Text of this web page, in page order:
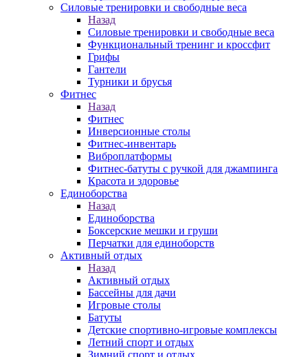
Силовые тренировки и свободные веса
Назад
Силовые тренировки и свободные веса
Функциональный тренинг и кроссфит
Грифы
Гантели
Турники и брусья
Фитнес
Назад
Фитнес
Инверсионные столы
Фитнес-инвентарь
Виброплатформы
Фитнес-батуты с ручкой для джампинга
Красота и здоровье
Единоборства
Назад
Единоборства
Боксерские мешки и груши
Перчатки для единоборств
Активный отдых
Назад
Активный отдых
Бассейны для дачи
Игровые столы
Батуты
Детские спортивно-игровые комплексы
Летний спорт и отдых
Зимний спорт и отдых